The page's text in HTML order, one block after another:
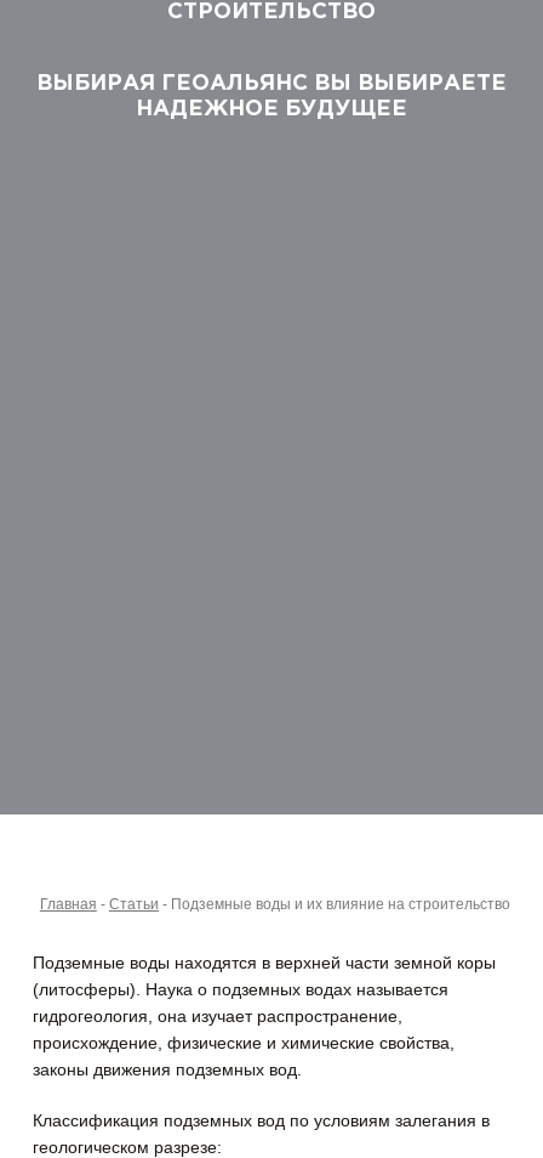
СТРОИТЕЛЬСТВО
ВЫБИРАЯ ГЕОАЛЬЯНС ВЫ ВЫБИРАЕТЕ
НАДЕЖНОЕ БУДУЩЕЕ
Главная - Статьи - Подземные воды и их влияние на строительство
Подземные воды находятся в верхней части земной коры
(литосферы). Наука о подземных водах называется
гидрогеология, она изучает распространение,
происхождение, физические и химические свойства,
законы движения подземных вод.
Классификация подземных вод по условиям залегания в
геологическом разрезе: